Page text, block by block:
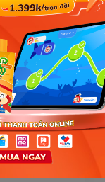
nộ (ăn
tích cực #17